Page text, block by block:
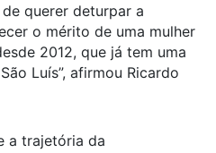
querer deturpar a
o mérito de uma mulher
2012, que já tem uma
Luís”, afirmou Ricardo
a trajetória da